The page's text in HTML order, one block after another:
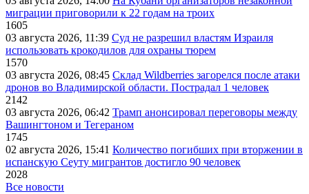
миграции приговорили к 22 годам на троих
1605
03 августа 2026, 11:39 Суд не разрешил властям Израиля
использовать крокодилов для охраны тюрем
1570
03 августа 2026, 08:45 Склад Wildberries загорелся после атаки
дронов во Владимирской области. Пострадал 1 человек
2142
03 августа 2026, 06:42 Трамп анонсировал переговоры между
Вашингтоном и Тегераном
1745
02 августа 2026, 15:41 Количество погибших при вторжении в
испанскую Сеуту мигрантов достигло 90 человек
2028
Все новости